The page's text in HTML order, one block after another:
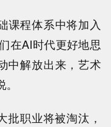
课程体系中将加入
在AI时代更好地思
中解放出来，艺术
职业将被淘汰，